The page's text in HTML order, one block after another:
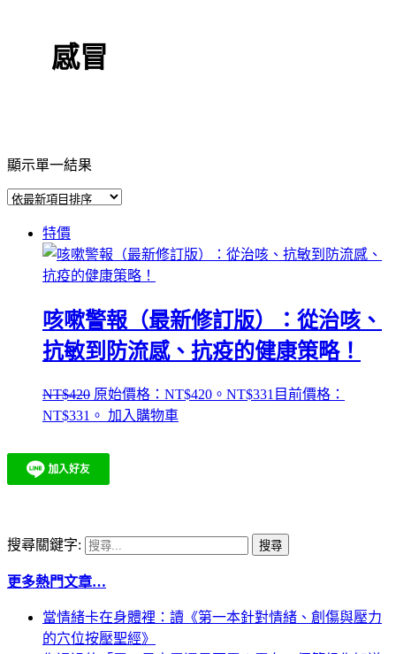
感冒
顯示單一結果
特價
咳嗽警報（最新修訂版）：從治咳、
抗敏到防流感、抗疫的健康策略！
NT$420 原始價格：NT$420。 NT$331 目前價格：
NT$331。 加入購物車
搜尋關鍵字:
更多熱門文章…
當情緒卡在身體裡：讀《第一本針對情緒、創傷與壓力
的穴位按壓聖經》